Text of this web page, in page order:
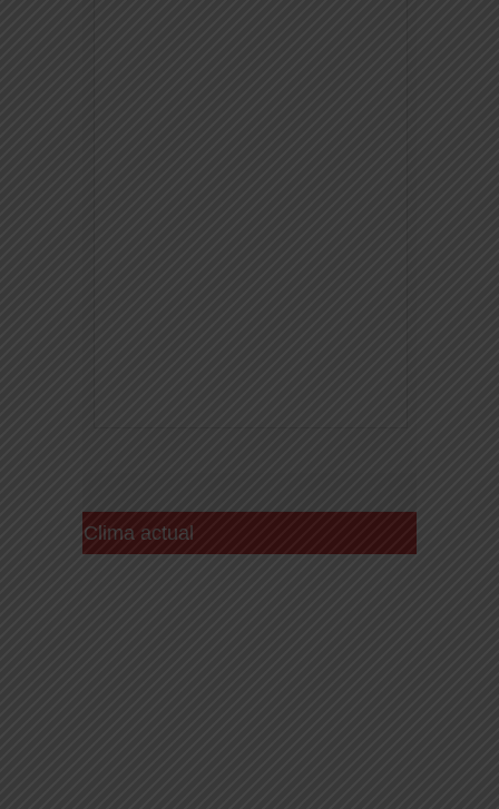
Clima actual